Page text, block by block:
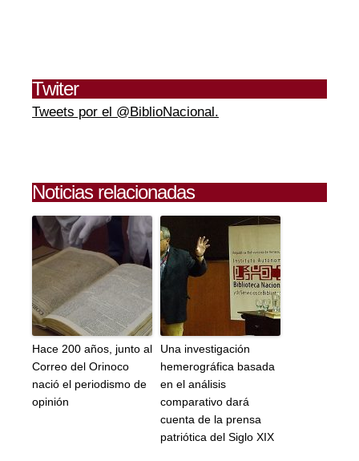
Twiter
Tweets por el @BiblioNacional.
Noticias relacionadas
Hace 200 años, junto al
Correo del Orinoco
nació el periodismo de
opinión
Una investigación
hemerográfica basada
en el análisis
comparativo dará
cuenta de la prensa
patriótica del Siglo XIX